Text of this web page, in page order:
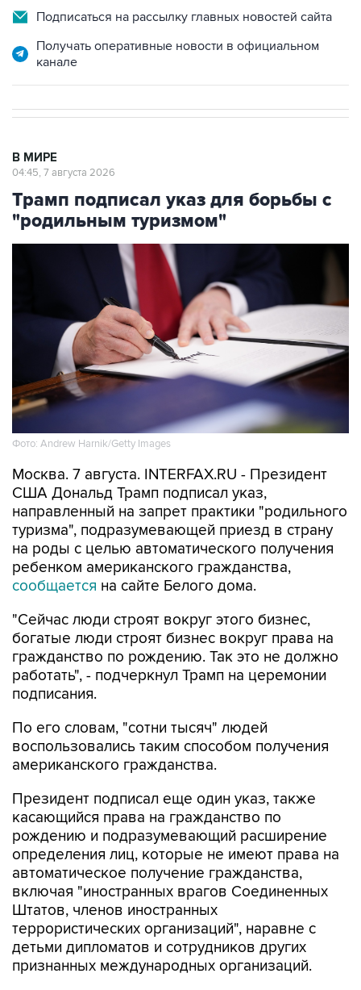
Подписаться на рассылку главных новостей сайта
Получать оперативные новости в официальном
канале
В МИРЕ
04:45, 7 августа 2026
Трамп подписал указ для борьбы с
"родильным туризмом"
Фото: Andrew Harnik/Getty Images
Москва. 7 августа. INTERFAX.RU - Президент
США Дональд Трамп подписал указ,
направленный на запрет практики "родильного
туризма", подразумевающей приезд в страну
на роды с целью автоматического получения
ребенком американского гражданства,
сообщается на сайте Белого дома.
"Сейчас люди строят вокруг этого бизнес,
богатые люди строят бизнес вокруг права на
гражданство по рождению. Так это не должно
работать", - подчеркнул Трамп на церемонии
подписания.
По его словам, "сотни тысяч" людей
воспользовались таким способом получения
американского гражданства.
Президент подписал еще один указ, также
касающийся права на гражданство по
рождению и подразумевающий расширение
определения лиц, которые не имеют права на
автоматическое получение гражданства,
включая "иностранных врагов Соединенных
Штатов, членов иностранных
террористических организаций", наравне с
детьми дипломатов и сотрудников других
признанных международных организаций.